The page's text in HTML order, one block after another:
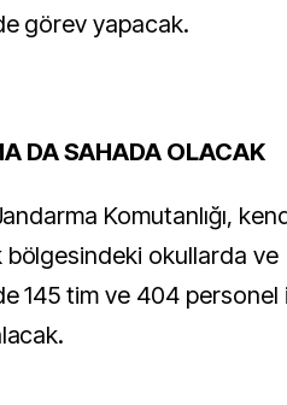
görev yapacak.
DA SAHADA OLACAK
Komutanlığı,
bölgesindeki okullarda ve
145 tim ve 404 personel